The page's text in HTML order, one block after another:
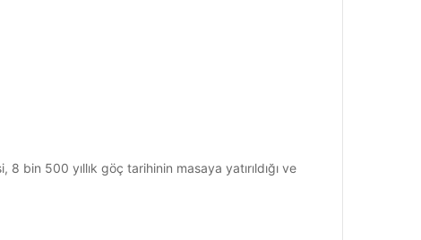
bin 500 yıllık göç tarihinin masaya yatırıldığı ve